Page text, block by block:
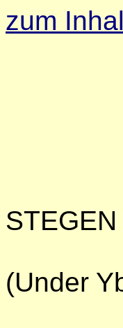
zum
STEGEN
(Under